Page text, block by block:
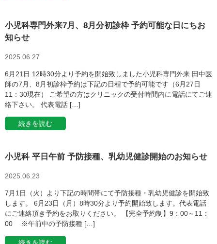
小児科専門外来7月、8月分初診枠 予約可能な日にちお
知らせ
2025.06.27
6月21日 12時30分より予約を開始致しました小児科専門外来 田中医
師の7月、8月初診枠予約は下記の日程で予約可能です（6月27日
11：30現在） ご希望の方はクリニックの受付時間内に電話にてご連
絡下さい。 代表電話 […]
続きを読む
小児科 平日午前 予防接種、乳幼児健診開始のお知らせ
2025.06.23
7月1日（火）より下記の時間帯にて予防接種・乳幼児健診を開始致
します。 6月23日（月）8時30分より予約開始致します。代表電話
にご連絡頂き予約をお取りください。 【完全予約制】9：00～11：
00 ※午前中の予防接種 […]